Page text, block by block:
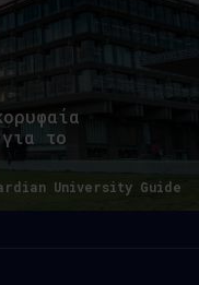
το
University Guide